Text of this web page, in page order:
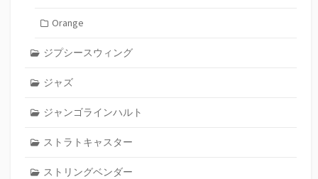
Orange
ジプシースウィング
ジャズ
ジャンゴラインハルト
ストラトキャスター
ストリングベンダー